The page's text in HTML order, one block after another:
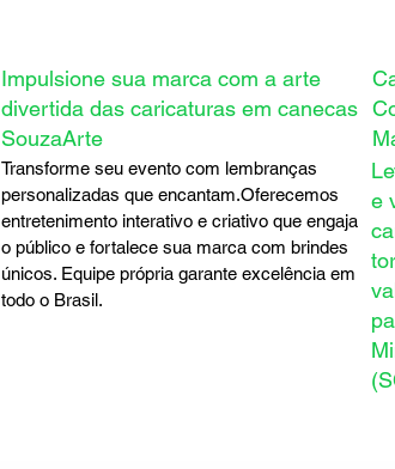
Impulsione sua marca com a arte
divertida das caricaturas em canecas
SouzaArte
Transforme seu evento com lembranças
personalizadas que encantam.Oferecemos
entretenimento interativo e criativo que engaja
o público e fortalece sua marca com brindes
únicos. Equipe própria garante excelência em
todo o Brasil.
e